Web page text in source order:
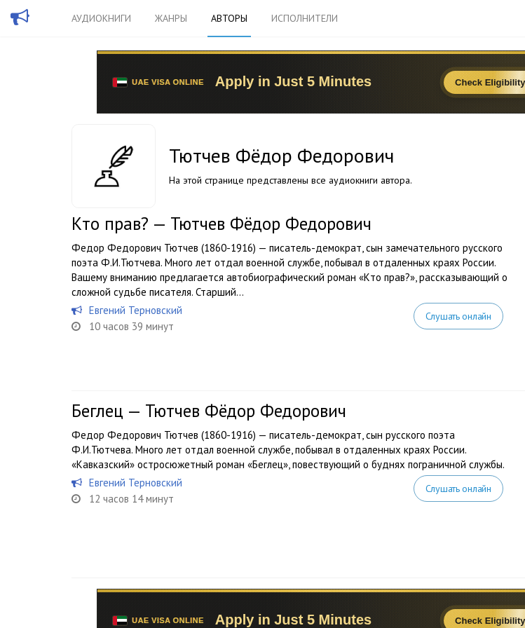
АУДИОКНИГИ ЖАНРЫ АВТОРЫ ИСПОЛНИТЕЛИ
Тютчев Фёдор Федорович
На этой странице представлены все аудиокниги автора.
Кто прав? — Тютчев Фёдор Федорович
Федор Федорович Тютчев (1860-1916) — писатель-демократ, сын замечательного русского
поэта Ф.И.Тютчева. Много лет отдал военной службе, побывал в отдаленных краях России.
Вашему вниманию предлагается автобиографический роман «Кто прав?», рассказывающий о
сложной судьбе писателя. Старший...
Евгений Терновский
10 часов 39 минут
Слушать онлайн
Беглец — Тютчев Фёдор Федорович
Федор Федорович Тютчев (1860-1916) — писатель-демократ, сын русского поэта
Ф.И.Тютчева. Много лет отдал военной службе, побывал в отдаленных краях России.
«Кавказский» остросюжетный роман «Беглец», повествующий о буднях пограничной службы.
Евгений Терновский
12 часов 14 минут
Слушать онлайн